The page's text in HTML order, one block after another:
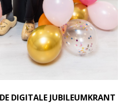
DIGITALE JUBILEUMKRANT